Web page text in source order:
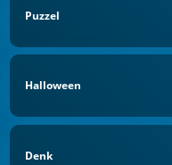
Puzzel
Halloween
Denk